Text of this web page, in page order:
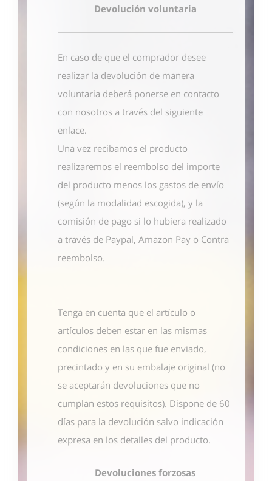
Devolución voluntaria
En caso de que el comprador desee
realizar la devolución de manera
voluntaria deberá ponerse en contacto
con nosotros a través del siguiente
enlace.
Una vez recibamos el producto
realizaremos el reembolso del importe
del producto menos los gastos de envío
(según la modalidad escogida), y la
comisión de pago si lo hubiera realizado
a través de Paypal, Amazon Pay o Contra
reembolso.
Tenga en cuenta que el artículo o
artículos deben estar en las mismas
condiciones en las que fue enviado,
precintado y en su embalaje original (no
se aceptarán devoluciones que no
cumplan estos requisitos). Dispone de 60
días para la devolución salvo indicación
expresa en los detalles del producto.
Devoluciones forzosas